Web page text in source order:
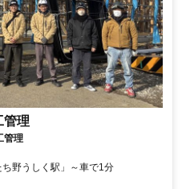
管理
管理
野うしく駅」～車で1分